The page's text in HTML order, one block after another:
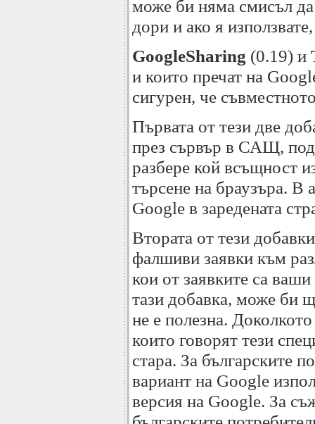
може би няма смисъл да
дори и ако я
GoogleSharing (0.19) и
и които пречат на
сигурен, че
Първата от тези две
през сървър в САЩ,
разбере кой всъщност
търсене на браузъра. В
Google в заредената
Втората от тези
фалшиви заявки към
кои от заявките са
тази добавка, може би
не е полезна.
които говорят тези
стара. За българските
вариант на Google
версия на Google. За